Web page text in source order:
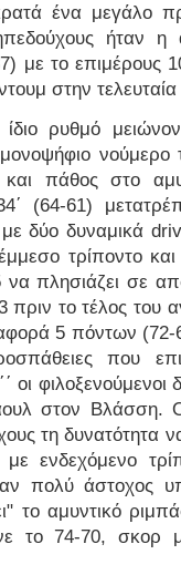
ένα μεγάλο
ήταν
με το επιμέρους
στην
ρυθμό
και πάθος στο
(64-61)
δύο δυναμικά
τρίποντο
πλησιάζει σε
πριν το τέλος του
5 πόντων
που
στον Βλάσση.
τη δυνατότητα
με ενδεχόμενο
πολύ άστοχος
το αμυντικό
το 74-70, σκορ